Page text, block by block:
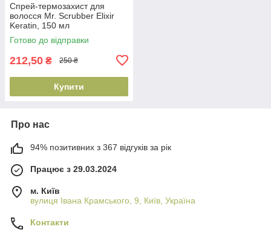
Спрей-термозахист для
волосся Mr. Scrubber Elixir
Keratin, 150 мл
(4823109701366)
Готово до відправки
212,50 ₴ 250 ₴
Купити
Про нас
94% позитивних з 367 відгуків за рік
Працює з 29.03.2024
м. Київ
вулиця Івана Крамського, 9, Київ, Україна
Контакти